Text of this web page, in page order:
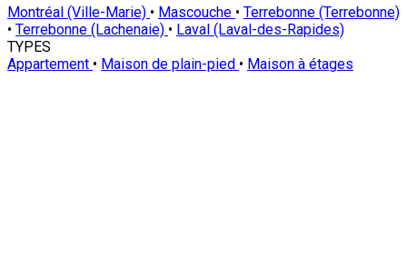
Montréal (Ville-Marie) • Mascouche • Terrebonne (Terrebonne)
• Terrebonne (Lachenaie) • Laval (Laval-des-Rapides)
TYPES
Appartement • Maison de plain-pied • Maison à étages